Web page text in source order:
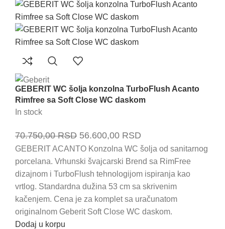
GEBERIT WC šolja konzolna TurboFlush Acanto
Rimfree sa Soft Close WC daskom
In stock
70.750,00RSD Originalna
cena
je
bila:
70.750,00 RSD.
56.600,00 RSD
cena
je:
56.600,00 RSD.
GEBERIT ACANTO Konzolna WC šolja od sanitarnog
porcelana. Vrhunski švajcarski Brend sa RimFree
dizajnom i TurboFlush tehnologijom ispiranja kao
vrtlog. Standardna dužina 53 cm sa skrivenim
kačenjem. Cena je za komplet sa uračunatom
originalnom Geberit Soft Close WC daskom.
Dodaj u korpu